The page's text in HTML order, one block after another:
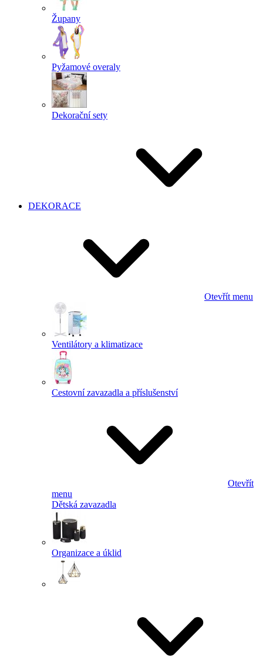
Župany
Pyžamové overaly
Dekorační sety
DEKORACE
Otevřít menu
Ventilátory a klimatizace
Cestovní zavazadla a příslušenství
Otevřít
menu
Dětská zavazadla
Organizace a úklid